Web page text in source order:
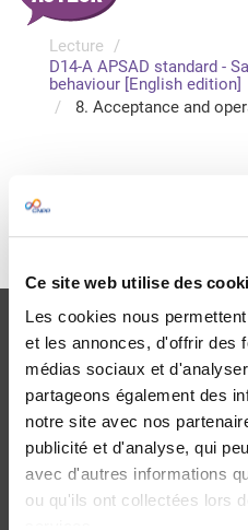
Ce site web utilise des
Les cookies nous
et les annonces, d'offrir des
médias sociaux et
partageons également des
notre site avec nos
publicité et d'analyse, qui
avec d'autres informations
ou qu'ils ont collectées lors
Lecture
D14-A APSAD standard -
behaviour [English edition]
8. Acceptance and
Veuillez vous connecter
Je me connecte
dans le